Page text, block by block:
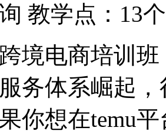
教学点：13个
境电商培训
务体系崛起
你想在temu